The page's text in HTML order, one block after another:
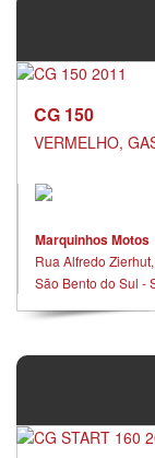
CG 150
VERMELHO,
Marquinhos Motos
Rua Alfredo
São Bento do Sul -